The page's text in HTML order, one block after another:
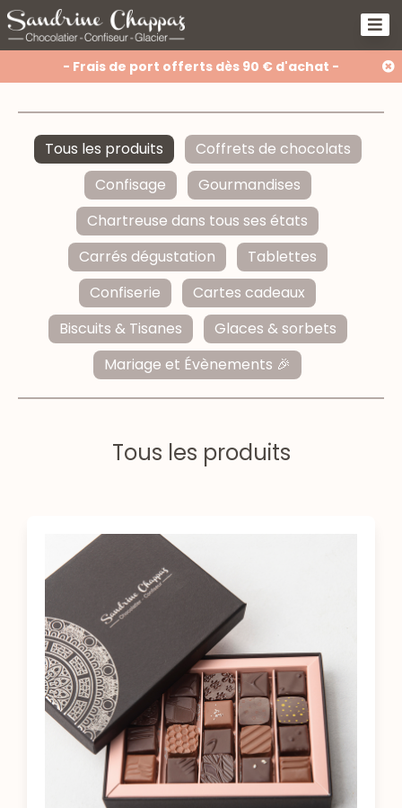
- Frais de port offerts dès 90 € d'achat -
Tous les produits
Coffrets de chocolats
Confisage
Gourmandises
Chartreuse dans tous ses états
Carrés dégustation
Tablettes
Confiserie
Cartes cadeaux
Biscuits & Tisanes
Glaces & sorbets
Mariage et Évènements 🎉
Tous les produits